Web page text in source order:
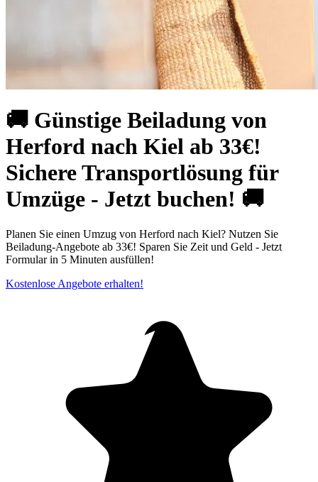
🚚 Günstige Beiladung von
Herford nach Kiel ab 33€!
Sichere Transportlösung für
Umzüge - Jetzt buchen! 🚚
Planen Sie einen Umzug von Herford nach Kiel? Nutzen Sie
Beiladung-Angebote ab 33€! Sparen Sie Zeit und Geld - Jetzt
Formular in 5 Minuten ausfüllen!
Kostenlose Angebote erhalten!